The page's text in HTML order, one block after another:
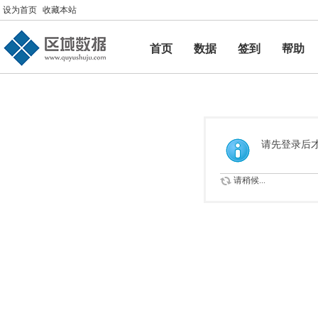
设为首页 收藏本站
首页 数据 签到
帮助
帮助
请先登录后
请稍候...